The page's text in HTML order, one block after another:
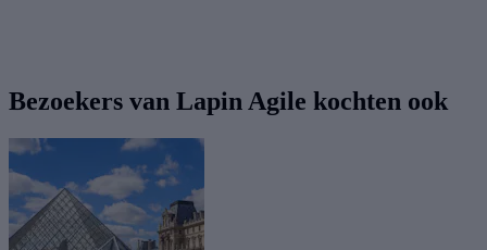
Bezoekers van Lapin Agile kochten ook